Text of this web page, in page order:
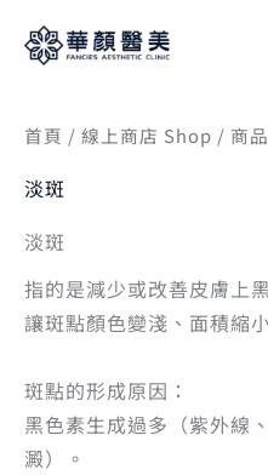
首頁 / 線上商店 Shop / 商
淡斑
淡斑
指的是減少或改善皮膚上
讓斑點顏色變淺、面積縮
斑點的形成原因：
黑色素生成過多（紫外線
澱）。
搜
尋
鍵
字